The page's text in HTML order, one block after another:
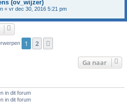
(ov_wijzer)
« vr dec 30, 2016 5:21 pm
1 2
Ga naar
in dit forum
in dit forum